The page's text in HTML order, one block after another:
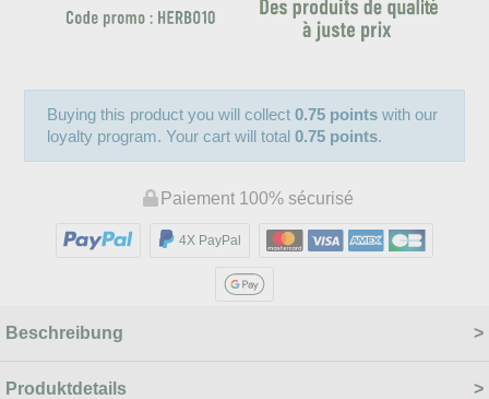
Buying this product you will collect0.75 points with our
loyalty program. Your cart will total0.75 points.
Paiement 100% sécurisé
4X PayPal
Beschreibung
Produktdetails